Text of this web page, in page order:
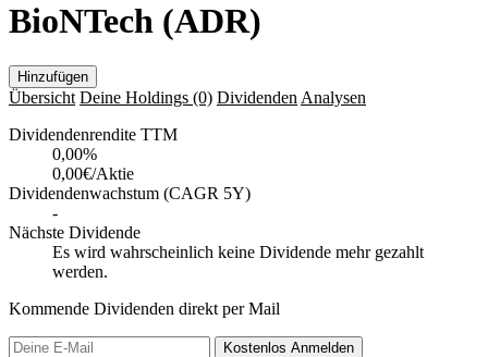
BioNTech (ADR)
Hinzufügen
Übersicht Deine Holdings (0) Dividenden Analysen
Dividendenrendite TTM
0,00%
0,00€/Aktie
Dividendenwachstum (CAGR 5Y)
-
Nächste Dividende
Es wird wahrscheinlich keine Dividende mehr gezahlt
werden.
Kommende Dividenden direkt per Mail
Kostenlos Anmelden